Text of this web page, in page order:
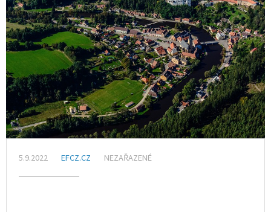
5.9.2022 EFCZ.CZ NEZAŘAZENÉ